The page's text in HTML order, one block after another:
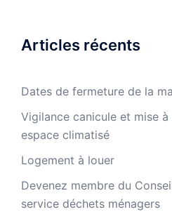
Articles récents
Dates de fermeture de la
Vigilance canicule et mise à
espace climatisé
Logement à louer
Devenez membre du
service déchets ménagers